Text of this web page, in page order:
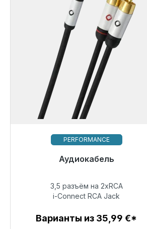
PERFORMANCE
Аудиокабель
Готовы к немедленной отправке,
51,99 €
Детали
3,5 разъём на 2xRCA
i-Connect RCA Jack
Варианты из 35,99 €*